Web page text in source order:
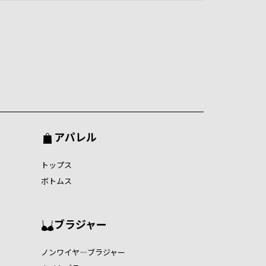
アパレル
トップス
ボトムス
ブラジャー
ノンワイヤ―ブラジャー